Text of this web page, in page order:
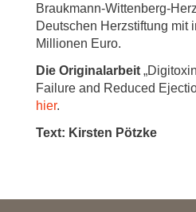
Braukmann-Wittenberg-
Deutschen Herzstiftung mit
Millionen Euro.
Die Originalarbeit
Failure and Reduced
hier.
Text: Kirsten Pötzke